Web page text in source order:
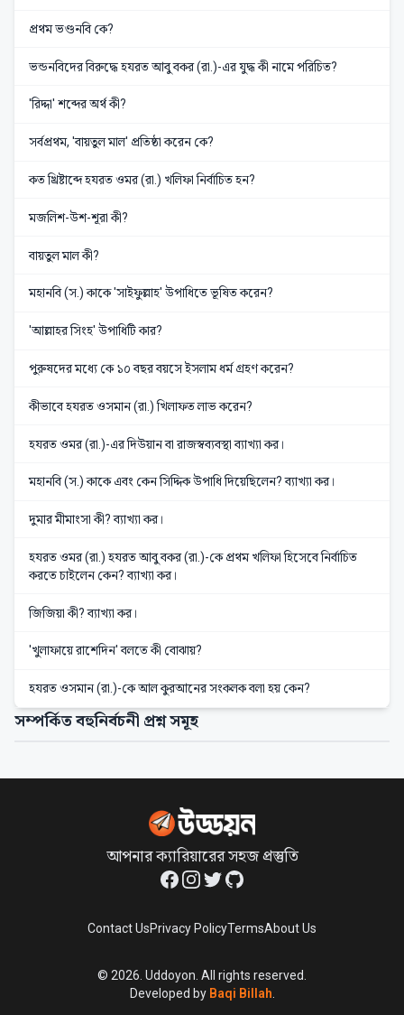
প্রথম ভণ্ডনবি কে?
ভন্ডনবিদের বিরুদ্ধে হযরত আবু বকর (রা.)-এর যুদ্ধ কী নামে পরিচিত?
'রিদ্দা' শব্দের অর্থ কী?
সর্বপ্রথম, 'বায়তুল মাল' প্রতিষ্ঠা করেন কে?
কত খ্রিষ্টাব্দে হযরত ওমর (রা.) খলিফা নির্বাচিত হন?
মজলিশ-উশ-শূরা কী?
বায়তুল মাল কী?
মহানবি (স.) কাকে 'সাইফুল্লাহ' উপাধিতে ভূষিত করেন?
'আল্লাহর সিংহ' উপাধিটি কার?
পুরুষদের মধ্যে কে ১০ বছর বয়সে ইসলাম ধর্ম গ্রহণ করেন?
কীভাবে হযরত ওসমান (রা.) খিলাফত লাভ করেন?
হযরত ওমর (রা.)-এর দিউয়ান বা রাজস্বব্যবস্থা ব্যাখ্যা কর।
মহানবি (স.) কাকে এবং কেন সিদ্দিক উপাধি দিয়েছিলেন? ব্যাখ্যা কর।
দুমার মীমাংসা কী? ব্যাখ্যা কর।
হযরত ওমর (রা.) হযরত আবু বকর (রা.)-কে প্রথম খলিফা হিসেবে নির্বাচিত
করতে চাইলেন কেন? ব্যাখ্যা কর।
জিজিয়া কী? ব্যাখ্যা কর।
'খুলাফায়ে রাশেদিন' বলতে কী বোঝায়?
হযরত ওসমান (রা.)-কে আল কুরআনের সংকলক বলা হয় কেন?
সম্পর্কিত বহুনির্বচনী প্রশ্ন সমূহ
আপনার ক্যারিয়ারের সহজ প্রস্তুতি
Facebook
Instagram
TwitterGitHub
Contact UsPrivacy PolicyTermsAbout Us
© 2026 . Uddoyon. All rights reserved.
Developed by Baqi Billah